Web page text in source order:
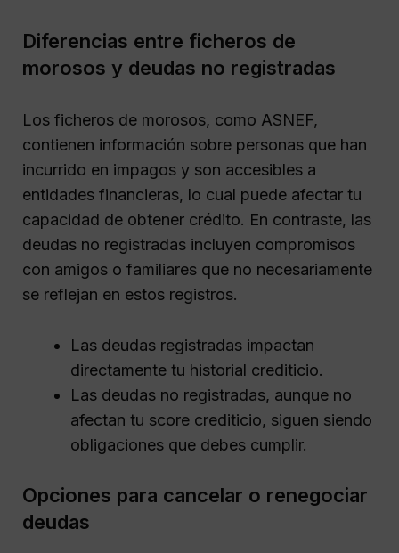
Diferencias entre ficheros de
morosos y deudas no registradas
Los ficheros de morosos, como ASNEF,
contienen información sobre personas que han
incurrido en impagos y son accesibles a
entidades financieras, lo cual puede afectar tu
capacidad de obtener crédito. En contraste, las
deudas no registradas incluyen compromisos
con amigos o familiares que no necesariamente
se reflejan en estos registros.
Las deudas registradas impactan
directamente tu historial crediticio.
Las deudas no registradas, aunque no
afectan tu score crediticio, siguen siendo
obligaciones que debes cumplir.
Opciones para cancelar o renegociar
deudas